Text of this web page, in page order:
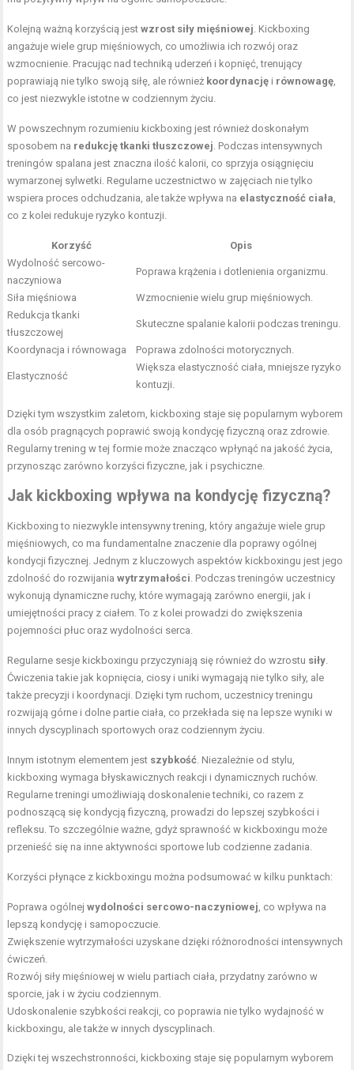
Kolejną ważną korzyścią jestwzrost siły mięśniowej . Kickboxing
angażuje wiele grup mięśniowych, co umożliwia ich rozwój oraz
wzmocnienie. Pracując nad techniką uderzeń i kopnięć, trenujący
poprawiają nie tylko swoją siłę, ale również koordynację i równowagę
co jest niezwykle istotne w codziennym życiu.
W powszechnym rozumieniu kickboxing jest również doskonałym
sposobem na redukcję tkanki tłuszczowej . Podczas intensywnych
treningów spalana jest znaczna ilość kalorii, co sprzyja osiągnięciu
wymarzonej sylwetki. Regularne uczestnictwo w zajęciach nie tylko
wspiera proces odchudzania, ale także wpływa na elastyczność ciała
co z kolei redukuje ryzyko kontuzji.
Korzyść
Opis
Wydolność sercowo-
naczyniowa
Poprawa krążenia i dotlenienia organizmu.
Siła mięśniowa
Wzmocnienie wielu grup mięśniowych.
Redukcja tkanki
tłuszczowej
Skuteczne spalanie kalorii podczas treningu.
Koordynacja i równowaga Poprawa zdolności motorycznych.
Elastyczność
Większa elastyczność ciała, mniejsze ryzyko
kontuzji.
Dzięki tym wszystkim zaletom, kickboxing staje się popularnym wyborem
dla osób pragnących poprawić swoją kondycję fizyczną oraz zdrowie.
Regularny trening w tej formie może znacząco wpłynąć na jakość życia,
przynosząc zarówno korzyści fizyczne, jak i psychiczne.
Jak kickboxing wpływa na kondycję fizyczną?
Kickboxing to niezwykle intensywny trening, który angażuje wiele grup
mięśniowych, co ma fundamentalne znaczenie dla poprawy ogólnej
kondycji fizycznej. Jednym z kluczowych aspektów kickboxingu jest jego
zdolność do rozwijaniawytrzymałości . Podczas treningów uczestnicy
wykonują dynamiczne ruchy, które wymagają zarówno energii, jak i
umiejętności pracy z ciałem. To z kolei prowadzi do zwiększenia
pojemności płuc oraz wydolności serca.
Regularne sesje kickboxingu przyczyniają się również do wzrostu siły
Ćwiczenia takie jak kopnięcia, ciosy i uniki wymagają nie tylko siły, ale
także precyzji i koordynacji. Dzięki tym ruchom, uczestnicy treningu
rozwijają górne i dolne partie ciała, co przekłada się na lepsze wyniki w
innych dyscyplinach sportowych oraz codziennym życiu.
Innym istotnym elementem jest szybkość . Niezależnie od stylu,
kickboxing wymaga błyskawicznych reakcji i dynamicznych ruchów.
Regularne treningi umożliwiają doskonalenie techniki, co razem z
podnoszącą się kondycją fizyczną, prowadzi do lepszej szybkości i
refleksu. To szczególnie ważne, gdyż sprawność w kickboxingu może
przenieść się na inne aktywności sportowe lub codzienne zadania.
Korzyści płynące z kickboxingu można podsumować w kilku punktach:
Poprawa ogólnejwydolności sercowo-naczyniowej , co wpływa na
lepszą kondycję i samopoczucie.
Zwiększenie wytrzymałości uzyskane dzięki różnorodności intensywnych
ćwiczeń.
Rozwój siły mięśniowej w wielu partiach ciała, przydatny zarówno w
sporcie, jak i w życiu codziennym.
Udoskonalenie szybkości reakcji, co poprawia nie tylko wydajność w
kickboxingu, ale także w innych dyscyplinach.
Dzięki tej wszechstronności, kickboxing staje się popularnym wyborem